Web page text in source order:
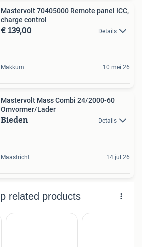
Mastervolt 70405000 Remote panel ICC,
charge control
€ 139,00 Details
Makkum 10 mei 26
Mastervolt Mass Combi 24/2000-60
Omvormer/Lader
Bieden Details
Maastricht 14 jul 26